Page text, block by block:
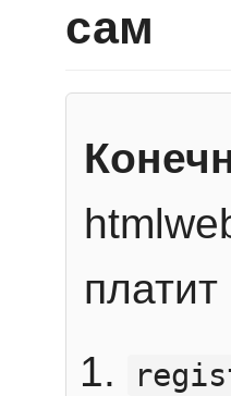
сам